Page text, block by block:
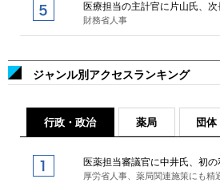
医療担当の主計官に片山氏、次
財務省人事
ジャンル別アクセスランキング
行政・政治 薬局 団体
医薬担当審議官に中井氏、初
厚労省人事、薬局関連施策にも精